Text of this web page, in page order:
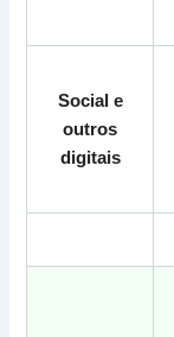
Social e
outros
digitais